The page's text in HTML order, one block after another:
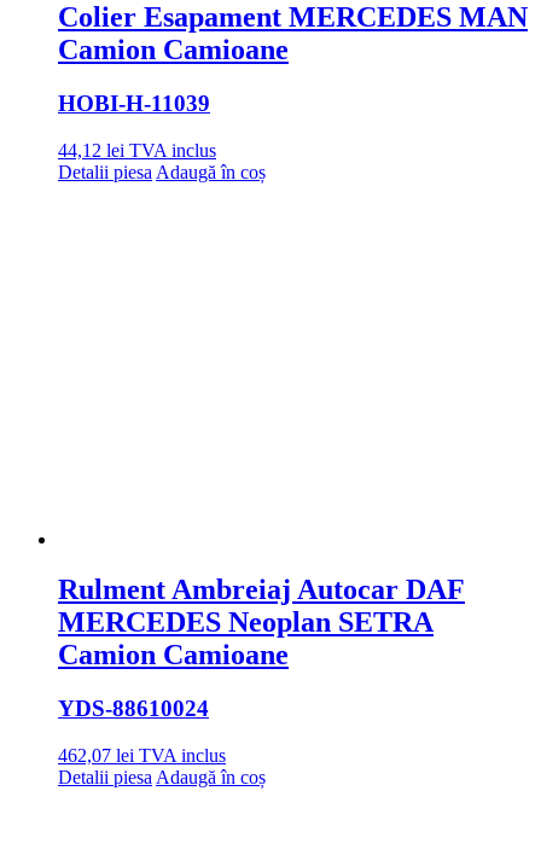
Colier Esapament MERCEDES MAN
Camion Camioane
HOBI-H-11039
44,12 lei TVA inclus
Detalii piesa Adaugă în coș
Rulment Ambreiaj Autocar DAF
MERCEDES Neoplan SETRA
Camion Camioane
YDS-88610024
462,07 lei TVA inclus
Detalii piesa Adaugă în coș